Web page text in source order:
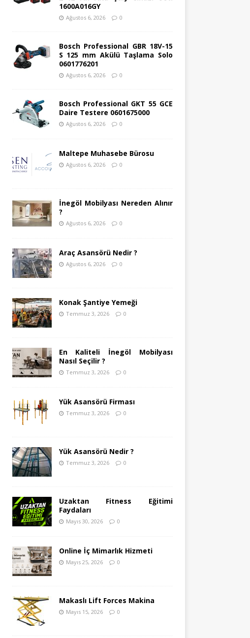
1600A016GY
Ağustos 6, 2026 0
Bosch Professional GBR 18V-15
S 125 mm Akülü Taşlama Solo
0601776201
Ağustos 6, 2026 0
Bosch Professional GKT 55 GCE
Daire Testere 0601675000
Ağustos 6, 2026 0
Maltepe Muhasebe Bürosu
Ağustos 6, 2026 0
İnegöl Mobilyası Nereden Alınır
?
Ağustos 6, 2026 0
Araç Asansörü Nedir ?
Ağustos 6, 2026 0
Konak Şantiye Yemeği
Temmuz 3, 2026 0
En Kaliteli İnegöl Mobilyası
Nasıl Seçilir ?
Temmuz 3, 2026 0
Yük Asansörü Firması
Temmuz 3, 2026 0
Yük Asansörü Nedir ?
Temmuz 3, 2026 0
Uzaktan Fitness Eğitimi
Faydaları
Mayıs 30, 2026 0
Online İç Mimarlık Hizmeti
Mayıs 25, 2026 0
Makaslı Lift Forces Makina
Mayıs 15, 2026 0